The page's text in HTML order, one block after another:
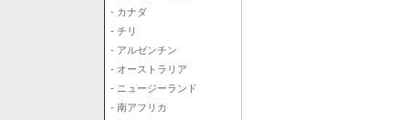
- カナダ
- チリ
- アルゼンチン
- オーストラリア
- ニュージーランド
- 南アフリカ